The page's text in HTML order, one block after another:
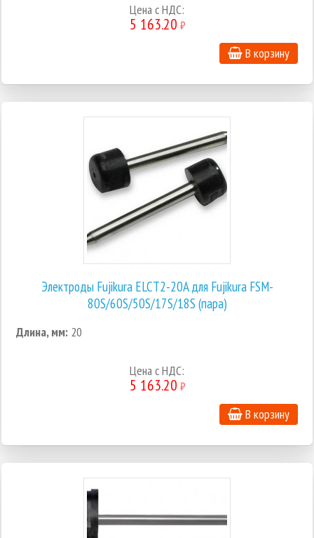
Цена с НДС:
5 163.20 ₽
В корзину
Электроды Fujikura ELCT2-20A для Fujikura FSM-
80S/60S/50S/17S/18S (пара)
Длина, мм: 20
Цена с НДС:
5 163.20 ₽
В корзину